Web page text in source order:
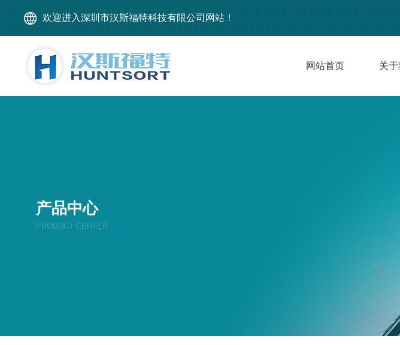
欢迎进入深圳市汉斯福特科技有限公司网站！
网站首页 关
产品中心
PRODUCT CENTER